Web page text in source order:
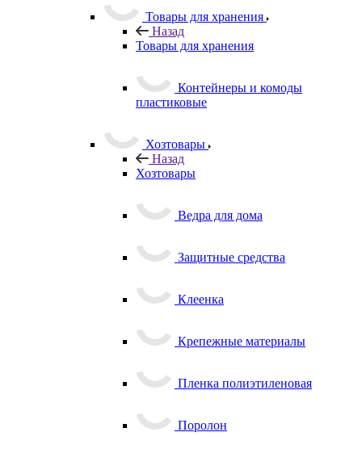
Товары для хранения
Назад
Товары для хранения
Контейнеры и комоды
пластиковые
Хозтовары
Назад
Хозтовары
Ведра для дома
Защитные средства
Клеенка
Крепежные материалы
Пленка полиэтиленовая
Поролон